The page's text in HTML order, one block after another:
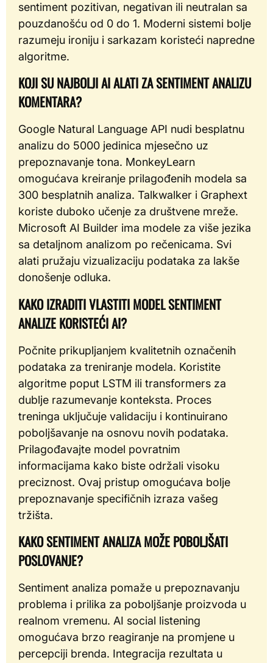
sentiment pozitivan, negativan ili neutralan sa
pouzdanošću od 0 do 1. Moderni sistemi bolje
razumeju ironiju i sarkazam koristeći napredne
algoritme.
KOJI SU NAJBOLJI AI ALATI ZA SENTIMENT ANALIZU
KOMENTARA?
Google Natural Language API nudi besplatnu
analizu do 5000 jedinica mjesečno uz
prepoznavanje tona. MonkeyLearn
omogućava kreiranje prilagođenih modela sa
300 besplatnih analiza. Talkwalker i Graphext
koriste duboko učenje za društvene mreže.
Microsoft AI Builder ima modele za više jezika
sa detaljnom analizom po rečenicama. Svi
alati pružaju vizualizaciju podataka za lakše
donošenje odluka.
KAKO IZRADITI VLASTITI MODEL SENTIMENT
ANALIZE KORISTEĆI AI?
Počnite prikupljanjem kvalitetnih označenih
podataka za treniranje modela. Koristite
algoritme poput LSTM ili transformers za
dublje razumevanje konteksta. Proces
treninga uključuje validaciju i kontinuirano
poboljšavanje na osnovu novih podataka.
Prilagođavajte model povratnim
informacijama kako biste održali visoku
preciznost. Ovaj pristup omogućava bolje
prepoznavanje specifičnih izraza vašeg
tržišta.
KAKO SENTIMENT ANALIZA MOŽE POBOLJŠATI
POSLOVANJE?
Sentiment analiza pomaže u prepoznavanju
problema i prilika za poboljšanje proizvoda u
realnom vremenu. AI social listening
omogućava brzo reagiranje na promjene u
percepciji brenda. Integracija rezultata u